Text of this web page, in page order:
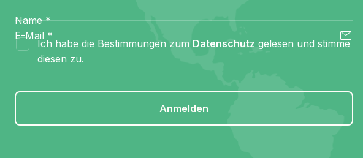
Name *
E-Mail *
Ich habe die Bestimmungen zum Datenschutz gelesen und stimme
diesen zu.
Anmelden